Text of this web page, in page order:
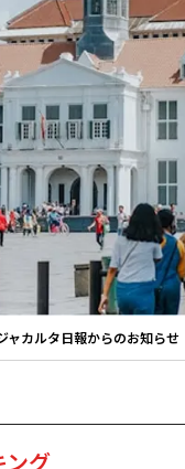
ャカルタ日報からのお知らせ
ング